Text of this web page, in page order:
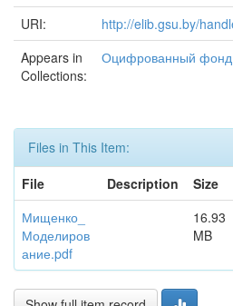
URI:
http://elib.gsu.by/
Appears in
Collections:
Оцифрованный фонд
Files in This Item:
File
Description Size
Мищенко_
Моделиров
ание.pdf
16.93
MB